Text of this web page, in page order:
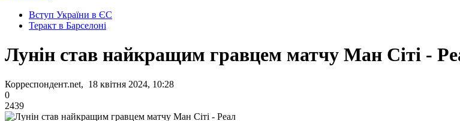
Вступ України в ЄС
Теракт в Барселоні
Лунін став найкращим гравцем матчу Ман Сіті -
Корреспондент.net, 18 квітня 2024, 10:28
0
2439